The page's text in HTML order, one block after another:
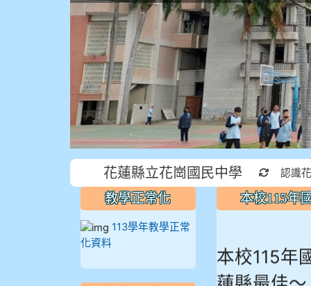
花蓮縣立花崗國民中學 重新取
認識
本校115年
本校115年
蓮縣最佳～
教學正常化
113學年教學正常
化資料